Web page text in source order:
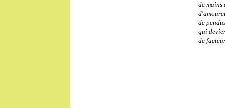
de mains
de
qui
de